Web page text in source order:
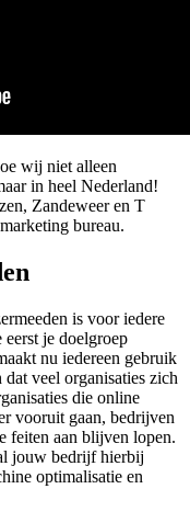
wij niet alleen
in heel Nederland!
Zandeweer en T
bureau.
is voor iedere
je doelgroep
nu iedereen gebruik
veel organisaties zich
die online
vooruit gaan, bedrijven
feiten aan blijven lopen.
jouw bedrijf hierbij
optimalisatie en